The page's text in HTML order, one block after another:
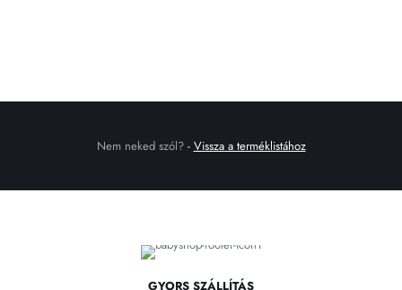
Nem neked szól?- Vissza a terméklistához
GYORS SZÁLLÍTÁS